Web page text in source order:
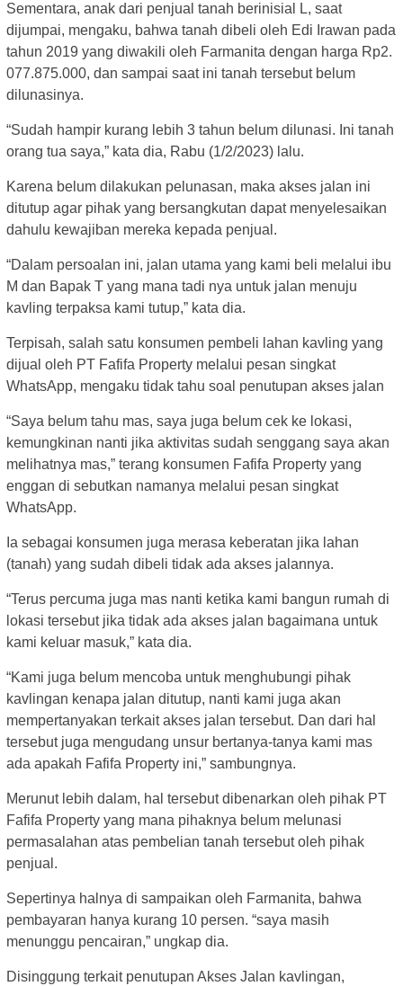
Sementara, anak dari penjual tanah berinisial L, saat
dijumpai, mengaku, bahwa tanah dibeli oleh Edi Irawan pada
tahun 2019 yang diwakili oleh Farmanita dengan harga Rp2.
077.875.000, dan sampai saat ini tanah tersebut belum
dilunasinya.
“Sudah hampir kurang lebih 3 tahun belum dilunasi. Ini tanah
orang tua saya,” kata dia, Rabu (1/2/2023) lalu.
Karena belum dilakukan pelunasan, maka akses jalan ini
ditutup agar pihak yang bersangkutan dapat menyelesaikan
dahulu kewajiban mereka kepada penjual.
“Dalam persoalan ini, jalan utama yang kami beli melalui ibu
M dan Bapak T yang mana tadi nya untuk jalan menuju
kavling terpaksa kami tutup,” kata dia.
Terpisah, salah satu konsumen pembeli lahan kavling yang
dijual oleh PT Fafifa Property melalui pesan singkat
WhatsApp, mengaku tidak tahu soal penutupan akses jalan
“Saya belum tahu mas, saya juga belum cek ke lokasi,
kemungkinan nanti jika aktivitas sudah senggang saya akan
melihatnya mas,” terang konsumen Fafifa Property yang
enggan di sebutkan namanya melalui pesan singkat
WhatsApp.
Ia sebagai konsumen juga merasa keberatan jika lahan
(tanah) yang sudah dibeli tidak ada akses jalannya.
“Terus percuma juga mas nanti ketika kami bangun rumah di
lokasi tersebut jika tidak ada akses jalan bagaimana untuk
kami keluar masuk,” kata dia.
“Kami juga belum mencoba untuk menghubungi pihak
kavlingan kenapa jalan ditutup, nanti kami juga akan
mempertanyakan terkait akses jalan tersebut. Dan dari hal
tersebut juga mengudang unsur bertanya-tanya kami mas
ada apakah Fafifa Property ini,” sambungnya.
Merunut lebih dalam, hal tersebut dibenarkan oleh pihak PT
Fafifa Property yang mana pihaknya belum melunasi
permasalahan atas pembelian tanah tersebut oleh pihak
penjual.
Sepertinya halnya di sampaikan oleh Farmanita, bahwa
pembayaran hanya kurang 10 persen. “saya masih
menunggu pencairan,” ungkap dia.
Disinggung terkait penutupan Akses Jalan kavlingan,